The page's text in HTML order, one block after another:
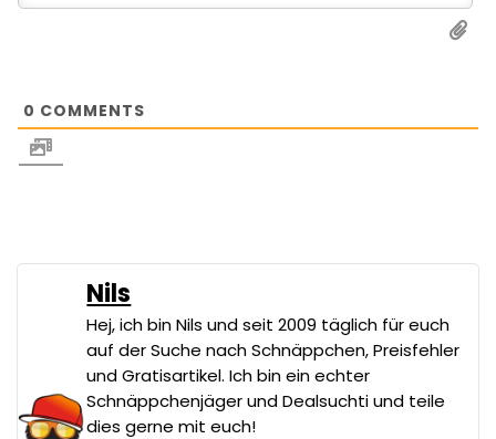
0 COMMENTS
Nils
Hej, ich bin Nils und seit 2009 täglich für euch
auf der Suche nach Schnäppchen, Preisfehler
und Gratisartikel. Ich bin ein echter
Schnäppchenjäger und Dealsuchti und teile
dies gerne mit euch!